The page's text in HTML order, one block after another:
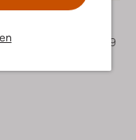
Play Up
€ 28,99